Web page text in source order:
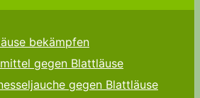
bekämpfen
gegen Blattläuse
gegen Blattläuse